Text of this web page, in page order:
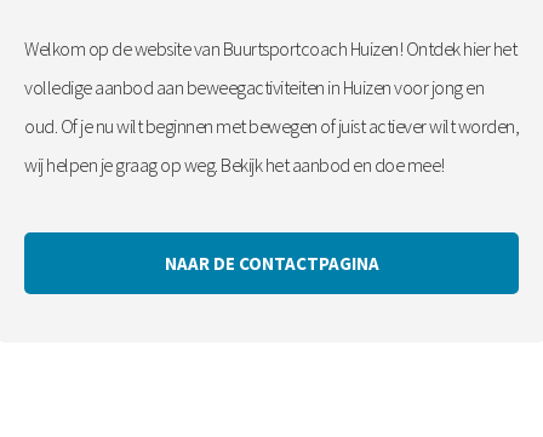
Welkom op de website van Buurtsportcoach Huizen! Ontdek hier het
volledige aanbod aan beweegactiviteiten in Huizen voor jong en
oud. Of je nu wilt beginnen met bewegen of juist actiever wilt worden,
wij helpen je graag op weg. Bekijk het aanbod en doe mee!
NAAR DE CONTACTPAGINA